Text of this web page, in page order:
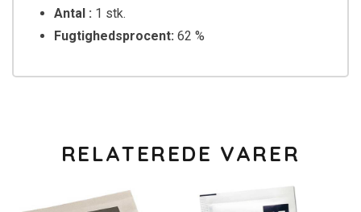
Antal : 1 stk.
Fugtighedsprocent: 62 %
RELATEREDE VARER